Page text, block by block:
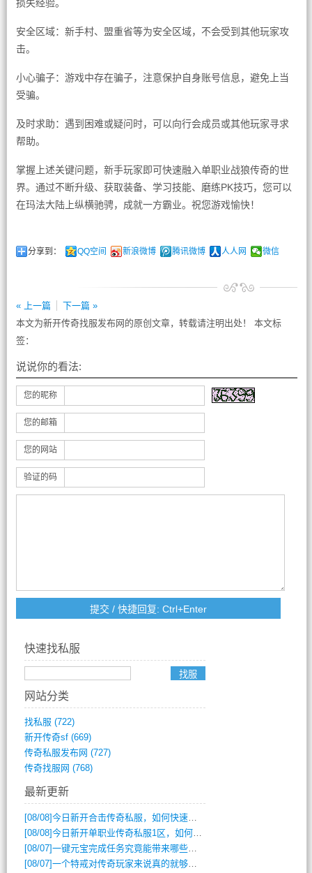
损失经验。
安全区域：新手村、盟重省等为安全区域，不会受到其他玩家攻
击。
小心骗子：游戏中存在骗子，注意保护自身账号信息，避免上当
受骗。
及时求助：遇到困难或疑问时，可以向行会成员或其他玩家寻求
帮助。
掌握上述关键问题，新手玩家即可快速融入单职业战狼传奇的世
界。通过不断升级、获取装备、学习技能、磨练PK技巧，您可以
在玛法大陆上纵横驰骋，成就一方霸业。祝您游戏愉快！
分享到： QQ空间 新浪微博 腾讯微博 人人网 微信
« 上一篇
下一篇 »
本文为新开传奇找服发布网的原创文章，转载请注明出处！ 本文标
签：
说说你的看法:
您的昵称
您的邮箱
您的网站
验证的码
快速找私服
网站分类
找私服 (722)
新开传奇sf(669)
传奇私服发布网 (727)
传奇找服网 (768)
最新更新
[08/08]今日新开合击传奇私服，如何快速提升角色战力？
[08/08]今日新开单职业传奇私服1区，如何快速升级与获取顶级装备？
[08/07]一键元宝完成任务究竟能带来哪些超值优势？
[08/07]一个特戒对传奇玩家来说真的就够用了吗？